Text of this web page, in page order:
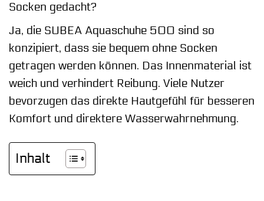
Socken gedacht?
Ja, die SUBEA Aquaschuhe 500 sind so
konzipiert, dass sie bequem ohne Socken
getragen werden können. Das Innenmaterial ist
weich und verhindert Reibung. Viele Nutzer
bevorzugen das direkte Hautgefühl für besseren
Komfort und direktere Wasserwahrnehmung.
Inhalt